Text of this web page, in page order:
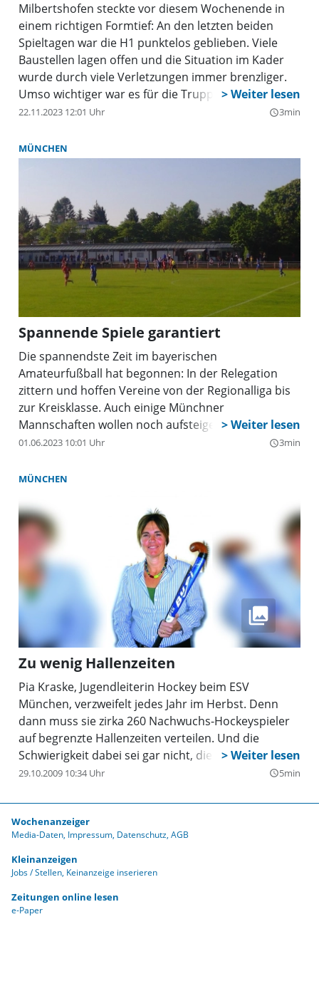
Milbertshofen steckte vor diesem Wochenende in
einem richtigen Formtief: An den letzten beiden
Spieltagen war die H1 punktelos geblieben. Viele
Baustellen lagen offen und die Situation im Kader
wurde durch viele Verletzungen immer brenzliger.
Umso wichtiger war es für die Truppe von Trainer
Wohlmut also, auswärts beim unmittelbaren
holen, um nicht in eine Krise abzurutschen.
22.11.2023 12:01 Uhr query_builder3min
MÜNCHEN
Spannende Spiele garantiert
Die spannendste Zeit im bayerischen
Amateurfußball hat begonnen: In der Relegation
zittern und hoffen Vereine von der Regionalliga bis
zur Kreisklasse. Auch einige Münchner
Mannschaften wollen noch aufsteigen oder auf den
letzten Drücker den Klassenerhalt schaffen.
01.06.2023 10:01 Uhr query_builder3min
MÜNCHEN
Zu wenig Hallenzeiten
Pia Kraske, Jugendleiterin Hockey beim ESV
München, verzweifelt jedes Jahr im Herbst. Denn
dann muss sie zirka 260 Nachwuchs-Hockeyspieler
auf begrenzte Hallenzeiten verteilen. Und die
Schwierigkeit dabei sei gar nicht, die große Anzahl
der Jugendlichen unterzubringen.
29.10.2009 10:34 Uhr query_builder5min
Wochenanzeiger
Media-Daten Impressum Datenschutz AGB
Kleinanzeigen
Jobs / Stellen Keinanzeige inserieren
Zeitungen online lesen
e-Paper